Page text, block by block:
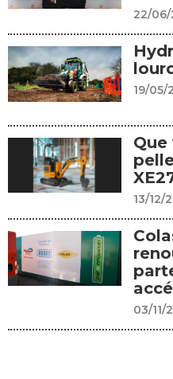
22/
19/05/
13/12/
03/11/